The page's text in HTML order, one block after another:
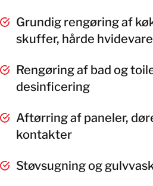
Grundig rengøring af
skuffer, hårde
Rengøring af bad og
desinficering
Aftørring af paneler,
kontakter
Støvsugning og